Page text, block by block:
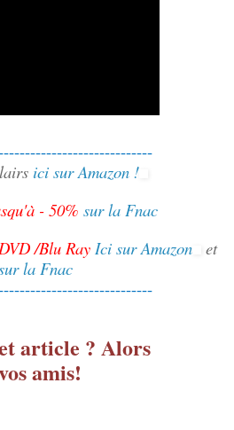
ici sur Amazon !
- 50% sur la Fnac
/Blu RayIci sur Amazon et
la Fnac
article ? Alors
amis!